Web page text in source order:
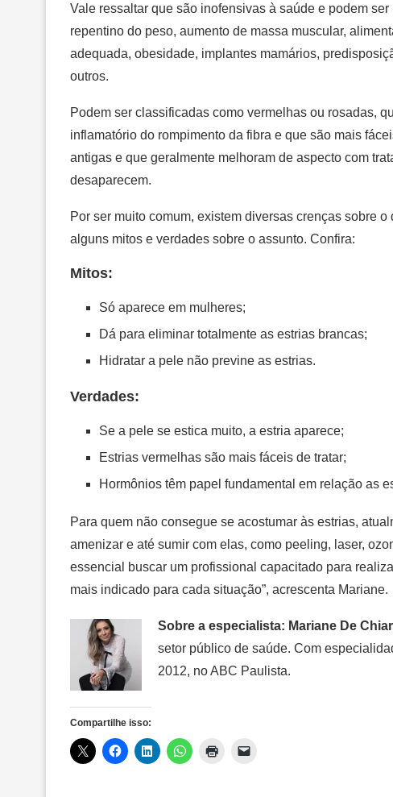
Vale ressaltar que são inofensivas à saúde e podem
repentino do peso, aumento de massa muscular,
adequada, obesidade, implantes mamários,
outros.
Podem ser classificadas como vermelhas ou rosadas,
inflamatório do rompimento da fibra e que são mais
antigas e que geralmente melhoram de aspecto com
desaparecem.
Por ser muito comum, existem diversas crenças sobre
alguns mitos e verdades sobre o assunto. Confira:
Mitos:
Só aparece em mulheres;
Dá para eliminar totalmente as estrias brancas;
Hidratar a pele não previne as estrias.
Verdades:
Se a pele se estica muito, a estria aparece;
Estrias vermelhas são mais fáceis de tratar;
Hormônios têm papel fundamental em relação as
Para quem não consegue se acostumar às estrias,
amenizar e até sumir com elas, como peeling, laser,
essencial buscar um profissional capacitado para
mais indicado para cada situação”, acrescenta Mariane.
Sobre a especialista: Mariane De
setor público de saúde. Com
2012, no ABC Paulista.
Compartilhe isso: